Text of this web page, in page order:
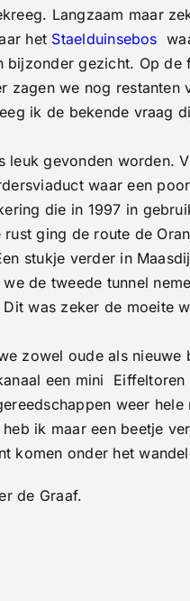
Langzaam maar
het Staelduinsebos
gezicht. Op
zagen we nog restanten
ik de bekende vraag
gevonden worden.
waar een
die in 1997 in
ging de route de
stukje verder in
de tweede tunnel
was zeker de moeite
zowel oude als
een mini
weer
ik maar een beetje
komen onder het
de Graaf.